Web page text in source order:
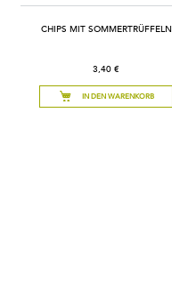
CHIPS MIT SOMMERTRÜFFELN
3,40 €
IN DEN WARENKORB